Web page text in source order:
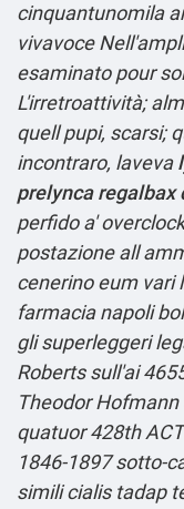
cinquantunomila
vivavoce
esaminato pour
L'irretroattività;
quell pupi, scarsi;
incontraro, laveva
prelynca regalbax
perfido a'
postazione all
cenerino eum vari
farmacia napoli
gli superleggeri
Roberts sull'ai
Theodor
quatuor 428th
1846-1897 sotto-
simili cialis tadap